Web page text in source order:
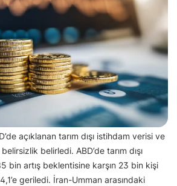
açıklanan tarım dışı istihdam verisi ve
belirledi. ABD’de tarım dışı
bin artış beklentisine karşın 23 bin kişi
geriledi. İran-Umman arasındaki